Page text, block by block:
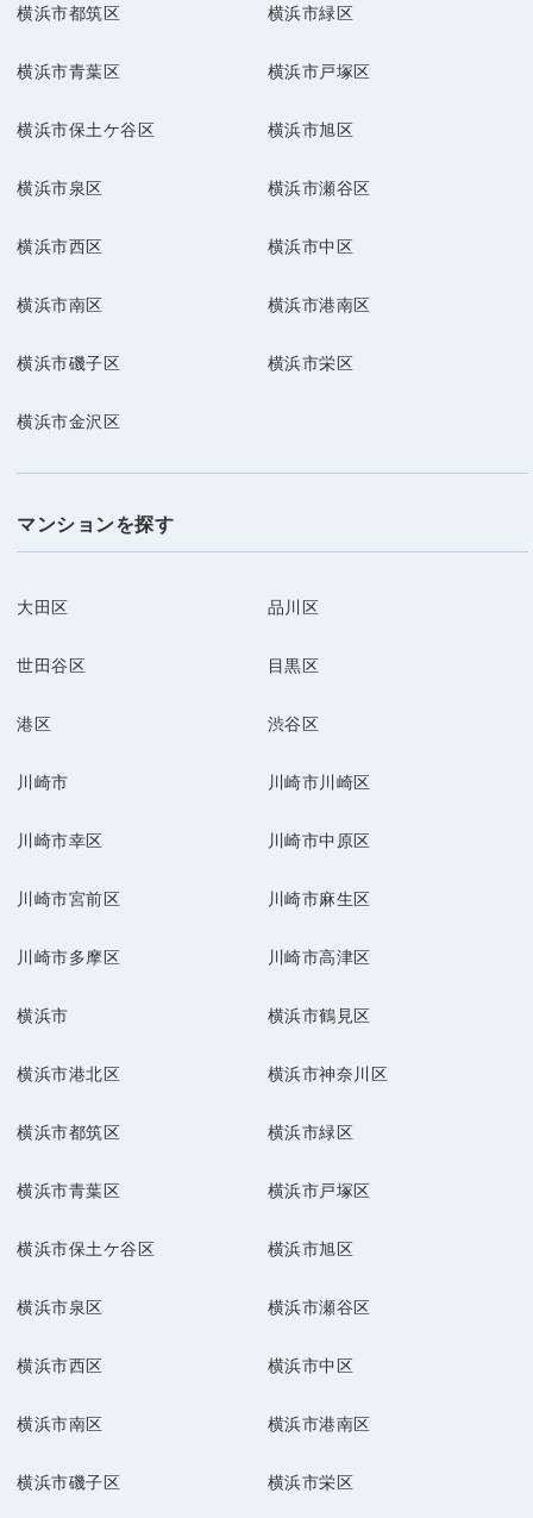
横浜市都筑区 横浜市緑区
横浜市青葉区 横浜市戸塚区
横浜市保土ケ谷区 横浜市旭区
横浜市泉区 横浜市瀬谷区
横浜市西区 横浜市中区
横浜市南区 横浜市港南区
横浜市磯子区 横浜市栄区
横浜市金沢区
マンションを探す
大田区 品川区
世田谷区 目黒区
港区 渋谷区
川崎市 川崎市川崎区
川崎市幸区 川崎市中原区
川崎市宮前区 川崎市麻生区
川崎市多摩区 川崎市高津区
横浜市 横浜市鶴見区
横浜市港北区 横浜市神奈川区
横浜市都筑区 横浜市緑区
横浜市青葉区 横浜市戸塚区
横浜市保土ケ谷区 横浜市旭区
横浜市泉区 横浜市瀬谷区
横浜市西区 横浜市中区
横浜市南区 横浜市港南区
横浜市磯子区 横浜市栄区